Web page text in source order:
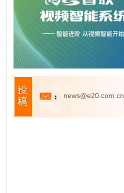
news@e20.com.cn